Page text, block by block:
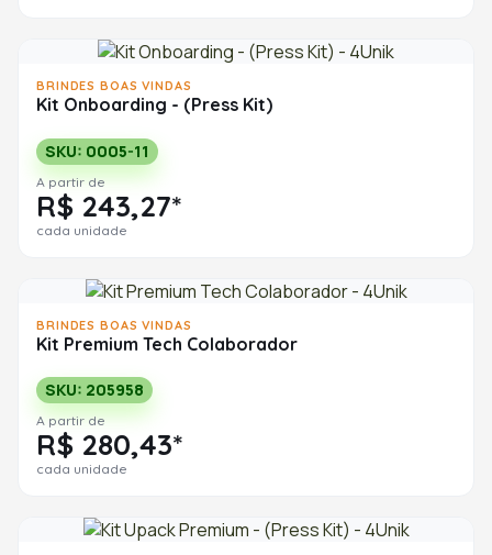
BRINDES BOAS VINDAS
Kit Onboarding - (Press Kit)
SKU: 0005-11
A partir de
R$ 243,27*
cada unidade
BRINDES BOAS VINDAS
Kit Premium Tech Colaborador
SKU: 205958
A partir de
R$ 280,43*
cada unidade